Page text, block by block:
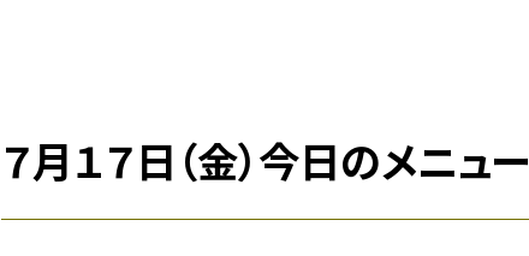
７月１７日（金）今日のメニュー